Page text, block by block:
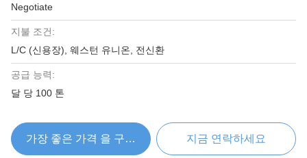
Negotiate
지불 조건:
L/C (신용장), 웨스턴 유니온, 전신환
공급 능력:
달 당 100 톤
가장 좋은 가격 을 구하라 지금 연락하세요